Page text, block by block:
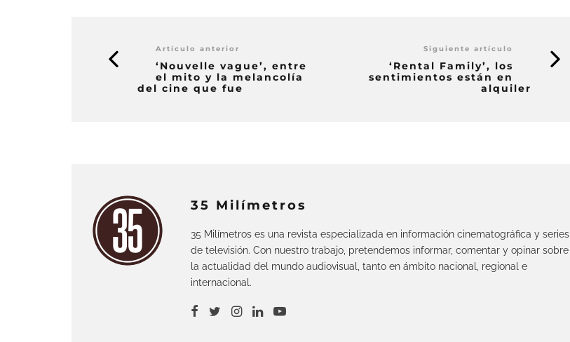
Artículo anterior
‘Nouvelle vague’, entre
el mito y la melancolía
del cine que fue
Siguiente artículo
‘Rental Family’, los
sentimientos están en
alquiler
35 Milímetros
35 Milímetros es una revista especializada en información cinematográfica y series
de televisión. Con nuestro trabajo, pretendemos informar, comentar y opinar sobre
la actualidad del mundo audiovisual, tanto en ámbito nacional, regional e
internacional.